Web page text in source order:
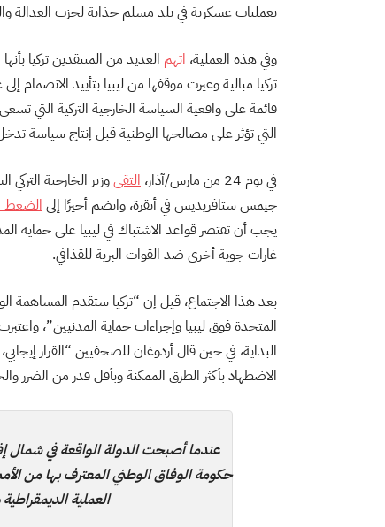
بعمليات عسكرية في بلد مسلم جذابة لحزب العدالة
وفي هذه العملية، اتهم العديد من المنتقدين تركيا
تركيا مبالية وغيرت موقفها من ليبيا بتأييد الانضمام
قائمة على واقعية السياسة الخارجية التركية التي
التي تؤثر على مصالحها الوطنية قبل إنتاج سياسة
في يوم 24 من مارس/آذار، التقىوزير الخارجية
جيمس ستافريديس في أنقرة، وانضم أخيرًا إلىالضغط
يجب أن تقتصر قواعد الاشتباك في ليبيا على حماية
غارات جوية أخرى ضد القوات البرية للقذافي.
بعد هذا الاجتماع، قيل إن “تركيا ستقدم المساهمة
المتحدة فوق ليبيا وإجراءات حماية المدنيين”،
البداية، في حين قال أردوغان للصحفيين “القرار
الاضطهاد بأكثر الطرق الممكنة وبأقل قدر من الضرر
عندما أصبحت الدولة الواقعة في شمال
حكومة الوفاق الوطني المعترف بها من
العملية